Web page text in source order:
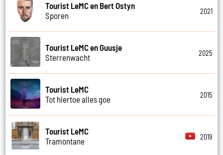
Tourist LeMC en Bert Ostyn
Sporen
2021
Tourist LeMC en Guusje
Sterrenwacht
2025
Tourist LeMC
Tot hiertoe alles goe
2015
Tourist LeMC
Tramontane
2019